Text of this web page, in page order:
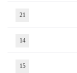
21
14
15